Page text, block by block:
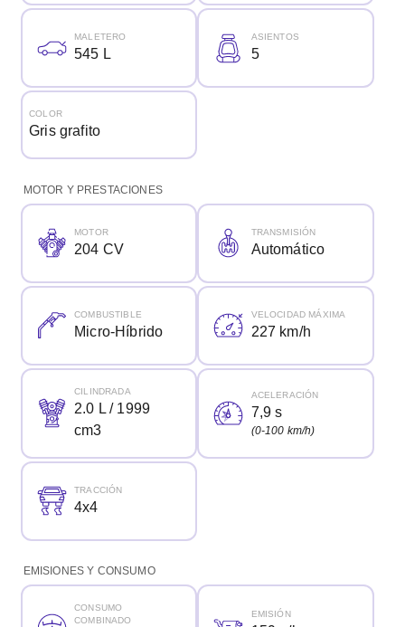
MALETERO
545 L
ASIENTOS
5
COLOR
Gris grafito
MOTOR Y PRESTACIONES
MOTOR
204 CV
TRANSMISIÓN
Automático
COMBUSTIBLE
Micro-Híbrido
VELOCIDAD MÁXIMA
227 km/h
CILINDRADA
2.0 L / 1999
cm3
ACELERACIÓN
7,9 s
(0-100 km/h)
TRACCIÓN
4x4
EMISIONES Y CONSUMO
CONSUMO
COMBINADO
EMISIÓN